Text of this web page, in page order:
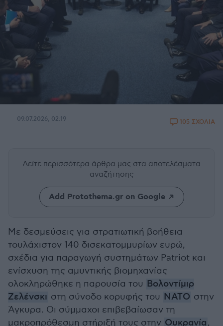
09.07.2026, 02:19 105 ΣΧΟΛΙΑ
Δείτε περισσότερα άρθρα μας στα αποτελέσματα
αναζήτησης
Add Protothema.gr on Google
Με δεσμεύσεις για στρατιωτική βοήθεια
τουλάχιστον 140 δισεκατομμυρίων ευρώ,
σχέδια για παραγωγή συστημάτων Patriot και
ενίσχυση της αμυντικής βιομηχανίας
ολοκληρώθηκε η παρουσία του Βολοντίμιρ
Ζελένσκι στη σύνοδο κορυφής του ΝΑΤΟ στην
Άγκυρα. Οι σύμμαχοι επιβεβαίωσαν τη
μακροπρόθεσμη στήριξή τους στην Ουκρανία,